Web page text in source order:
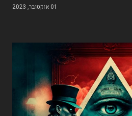
01 אוקטובר, 2023